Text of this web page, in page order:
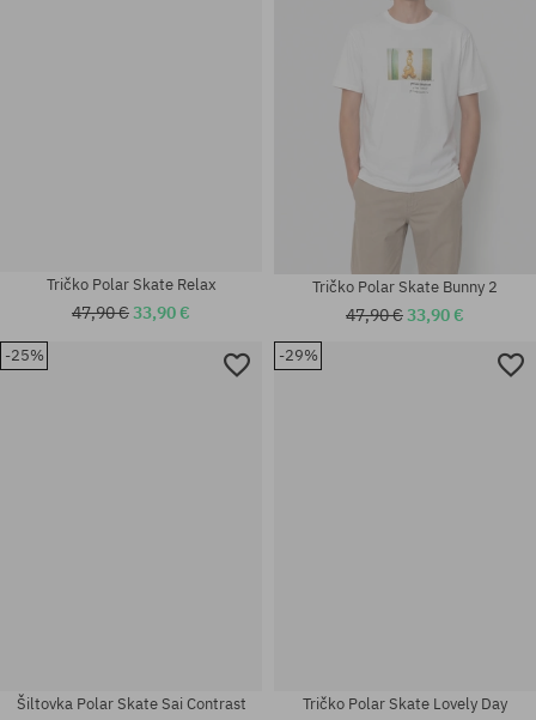
Tričko Polar Skate Relax
47,90 €33,90 €
Tričko Polar Skate Bunny 2
47,90 €33,90 €
-25%
Šiltovka Polar Skate Sai Contrast
-29%
Tričko Polar Skate Lovely Day